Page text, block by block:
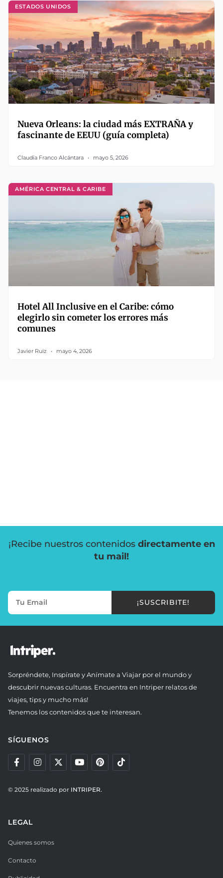
ESTADOS UNIDOS
Nueva Orleans: la ciudad más EXTRAÑA y
fascinante de EEUU (guía completa)
Claudia Franco Alcántara mayo 5, 2026
AMÉRICA CENTRAL & CARIBE
Hotel All Inclusive en el Caribe: cómo
elegirlo sin cometer los errores más
comunes
Javier Ruiz mayo 4, 2026
¡Recibe nuestros contenidos directamente en
tu mail!
¡SUSCRIBITE!
Sorpréndete, Inspírate y Anímate a Viajar por el mundo y
descubrir nuevas culturas. Encuentra en Intriper relatos de
viajes, tips y mucho más!
Tenemos los contenidos que te interesan.
SÍGUENOS
© 2025 realizado por INTRIPER.
LEGAL
Quienes somos
Contacto